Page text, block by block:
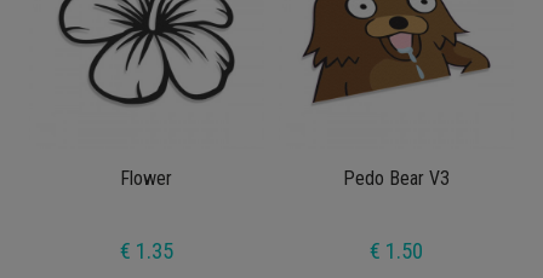
Flower
€ 1.35
Pedo Bear V3
€ 1.50